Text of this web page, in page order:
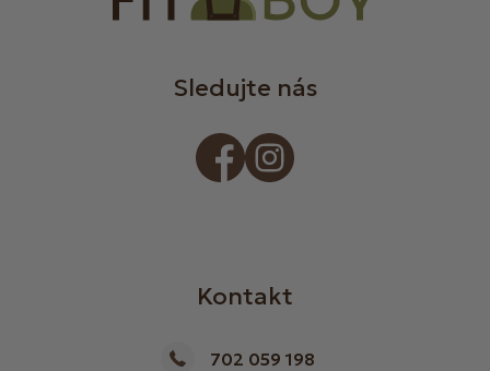
Sledujte nás
Kontakt
702 059 198